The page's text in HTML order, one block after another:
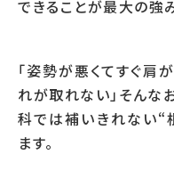
できることが最大の強
「姿勢が悪くてすぐ肩
れが取れない」そんな
科では補いきれない“
ます。